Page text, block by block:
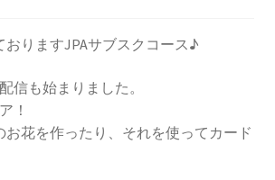
りますJPAサブスクコース♪
信も始まりました。
！
お花を作ったり、それを使ってカード